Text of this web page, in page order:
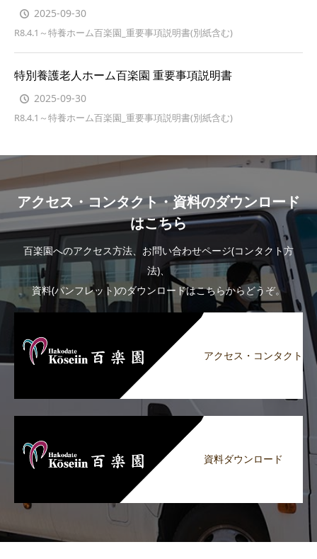
2025-09-30
R8.4.1～特養ホーム百楽園_重要事項説明書(別紙含む)
特別養護老人ホーム百楽園 重要事項説明書
2025-09-30
R8.4.1～特養ホーム百楽園_重要事項説明書(別紙含む)
アクセス・コンタクト・資料のダウンロード
はこちら
百楽園へのアクセス方法、お問い合わせページ(コンタクト方
法)、
資料(パンフレット)のダウンロードはこちらからどうぞ。
アクセス・コンタクト
資料ダウンロード